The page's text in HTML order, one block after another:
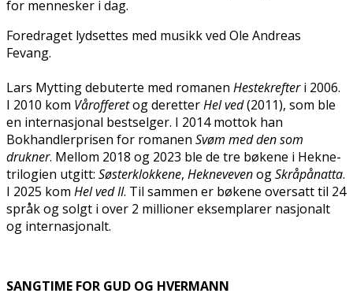
for mennesker i dag.
Foredraget lydsettes med musikk ved Ole Andreas
Fevang.
Lars Mytting debuterte med romanen Hestekrefteri 2006.
I 2010 kom Vårofferetog deretterHelved(2011), som ble
en internasjonal bestselger. I 2014 mottok han
Bokhandlerprisen for romanen Svøm med den som
drukner. Mellom 2018 og 2023 ble de tre bøkene i Hekne-
trilogien utgitt: Søsterklokkene, HeknevevenogSkråpånatta.
I 2025 kom Hel ved II. Til sammen er bøkene oversatt til 24
språk og solgt i over 2 millioner eksemplarer nasjonalt
og internasjonalt.
SANGTIME FOR GUD OG HVERMANN